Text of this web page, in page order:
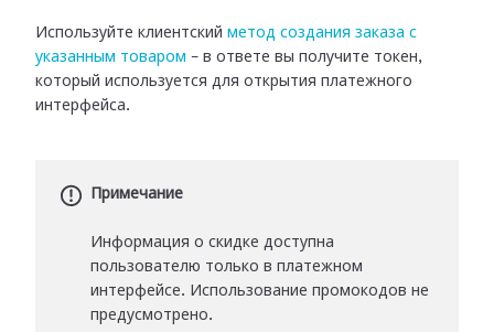
Используйте клиентский метод создания заказа с
указанным товаром – в ответе вы получите токен,
который используется для открытия платежного
интерфейса.
Примечание
Информация о скидке доступна
пользователю только в платежном
интерфейсе. Использование промокодов не
предусмотрено.